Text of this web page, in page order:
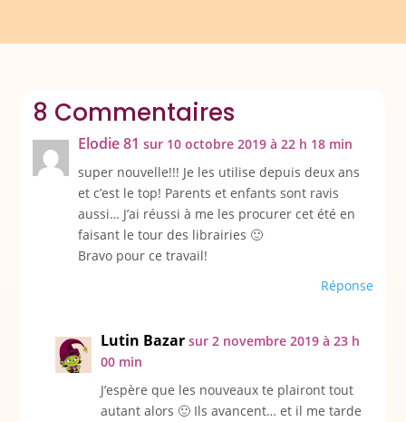
8 Commentaires
Elodie 81 sur 10 octobre 2019 à 22 h 18 min
super nouvelle!!! Je les utilise depuis deux ans
et c’est le top! Parents et enfants sont ravis
aussi… J’ai réussi à me les procurer cet été en
faisant le tour des librairies 🙂
Bravo pour ce travail!
Réponse
Lutin Bazar sur 2 novembre 2019 à 23 h
00 min
J’espère que les nouveaux te plairont tout
autant alors 🙂 Ils avancent… et il me tarde